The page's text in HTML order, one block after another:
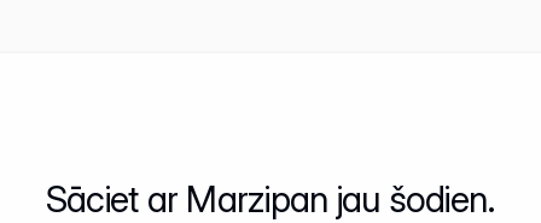
Sāciet ar Marzipan jau šodien.